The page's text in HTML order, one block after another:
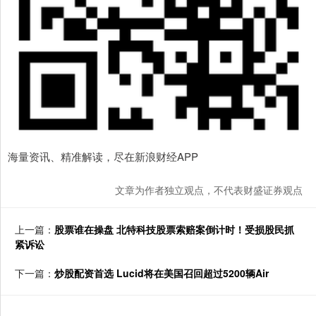
海量资讯、精准解读，尽在新浪财经APP
文章为作者独立观点，不代表财盛证券观点
上一篇： 股票谁在操盘 北特科技股票索赔案倒计时！受损股民抓
紧诉讼
下一篇： 炒股配资首选 Lucid将在美国召回超过5200辆Air